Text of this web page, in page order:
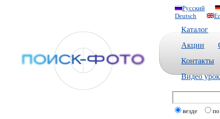
Русский
Deutsch
Каталог
Акции
Контакты
Видео
везде